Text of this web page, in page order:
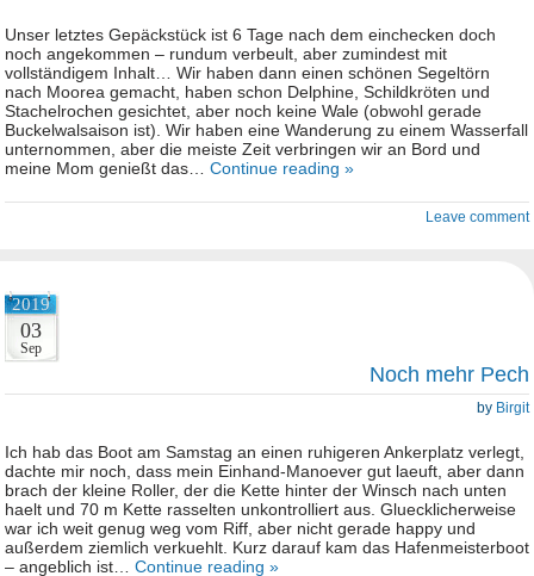
Unser letztes Gepäckstück ist 6 Tage nach dem einchecken doch
noch angekommen – rundum verbeult, aber zumindest mit
vollständigem Inhalt… Wir haben dann einen schönen Segeltörn
nach Moorea gemacht, haben schon Delphine, Schildkröten und
Stachelrochen gesichtet, aber noch keine Wale (obwohl gerade
Buckelwalsaison ist). Wir haben eine Wanderung zu einem Wasserfall
unternommen, aber die meiste Zeit verbringen wir an Bord und
meine Mom genießt das… Continue reading »
Leave comment
2019
03
Sep
Noch mehr Pech
by Birgit
Ich hab das Boot am Samstag an einen ruhigeren Ankerplatz verlegt,
dachte mir noch, dass mein Einhand-Manoever gut laeuft, aber dann
brach der kleine Roller, der die Kette hinter der Winsch nach unten
haelt und 70 m Kette rasselten unkontrolliert aus. Gluecklicherweise
war ich weit genug weg vom Riff, aber nicht gerade happy und
außerdem ziemlich verkuehlt. Kurz darauf kam das Hafenmeisterboot
– angeblich ist… Continue reading »